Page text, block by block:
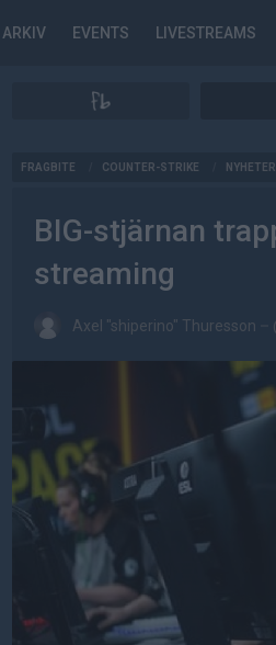
ARKIV EVENTS LIVESTREAMS
FRAGBITE COUNTER-STRIKE NYHETER
BIG-stjärnan
streaming
Axel "shiperino" Thuresson